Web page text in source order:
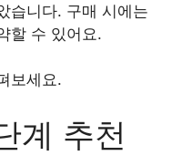
습니다. 구매 시에는
할 수 있어요.
보세요.
계 추천